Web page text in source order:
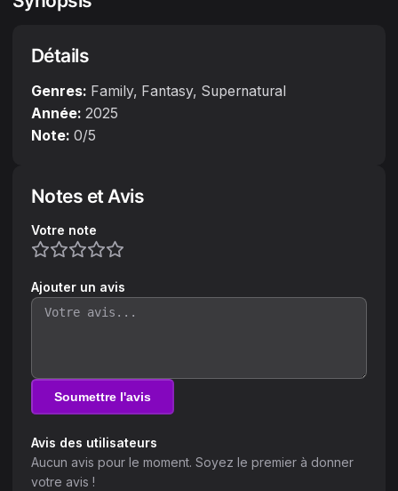
Détails
Genres: Family, Fantasy, Supernatural
Année: 2025
Note: 0/5
Notes et Avis
Votre note
Ajouter un avis
Soumettre l'avis
Avis des utilisateurs
Aucun avis pour le moment. Soyez le premier à donner
votre avis !